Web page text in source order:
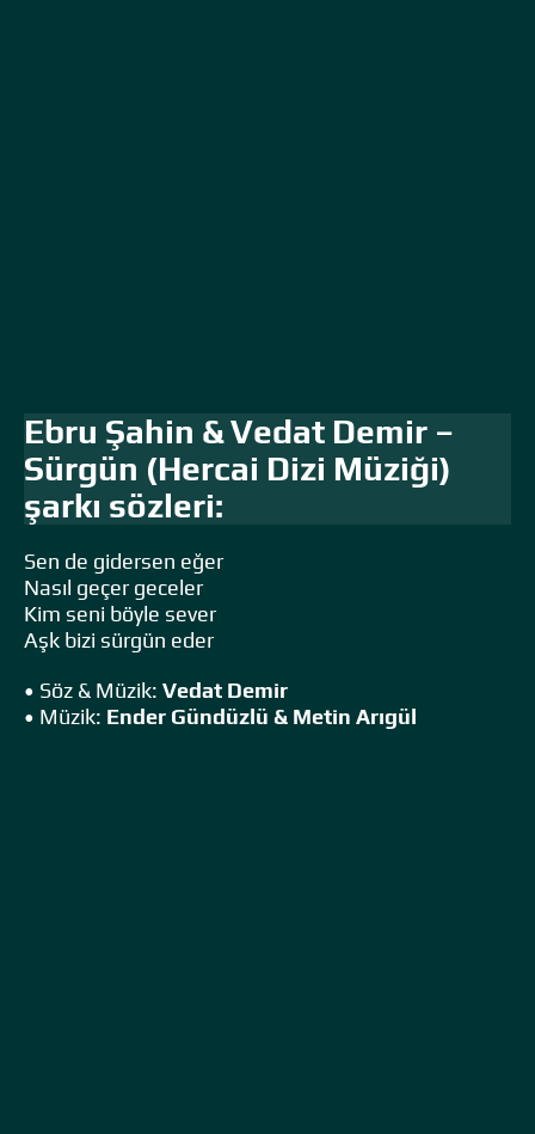
Ebru Şahin & Vedat Demir –
Sürgün (Hercai Dizi Müziği)
şarkı sözleri:
Sen de gidersen eğer
Nasıl geçer geceler
Kim seni böyle sever
Aşk bizi sürgün eder
• Söz & Müzik: Vedat Demir
• Müzik: Ender Gündüzlü & Metin Arıgül